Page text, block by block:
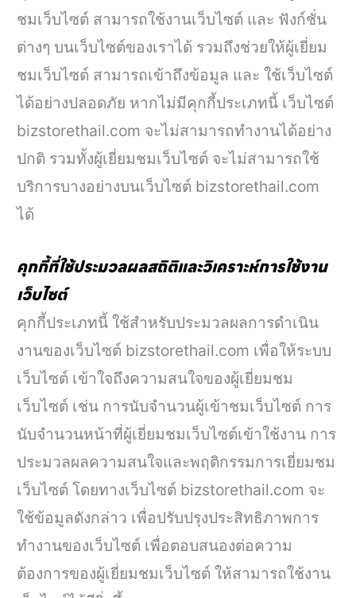
ชมเว็บไซต์ สามารถใช้งานเว็บไซต์ และ ฟังก์ชั่น
ต่างๆ บนเว็บไซต์ของเราได้ รวมถึงช่วยให้ผู้เยี่ยม
ชมเว็บไซต์ สามารถเข้าถึงข้อมูล และ ใช้เว็บไซต์
ได้อย่างปลอดภัย หากไม่มีคุกกี้ประเภทนี้ เว็บไซต์
bizstorethail.com จะไม่สามารถทำงานได้อย่าง
ปกติ รวมทั้งผู้เยี่ยมชมเว็บไซต์ จะไม่สามารถใช้
บริการบางอย่างบนเว็บไซต์ bizstorethail.com
ได้
คุกกี้ที่ใช้ประมวลผลสถิติและวิเคราะห์การใช้งาน
เว็บไซต์
คุกกี้ประเภทนี้ ใช้สำหรับประมวลผลการดำเนิน
งานของเว็บไซต์ bizstorethail.com เพื่อให้ระบบ
เว็บไซต์ เข้าใจถึงความสนใจของผู้เยี่ยมชม
เว็บไซต์ เช่น การนับจำนวนผู้เข้าชมเว็บไซต์ การ
นับจำนวนหน้าที่ผู้เยี่ยมชมเว็บไซต์เข้าใช้งาน การ
ประมวลผลความสนใจและพฤติกรรมการเยี่ยมชม
เว็บไซต์ โดยทางเว็บไซต์ bizstorethail.com จะ
ใช้ข้อมูลดังกล่าว เพื่อปรับปรุงประสิทธิภาพการ
ทำงานของเว็บไซต์ เพื่อตอบสนองต่อความ
ต้องการของผู้เยี่ยมชมเว็บไซต์ ให้สามารถใช้งาน